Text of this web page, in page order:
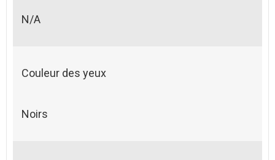
N/A
Couleur des yeux
Noirs